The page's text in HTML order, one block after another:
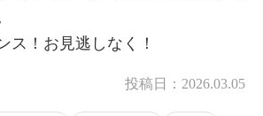
ス！お見逃しなく！
投稿日： 2026.03.05